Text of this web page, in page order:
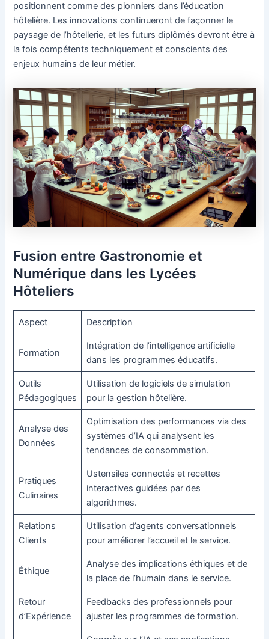
positionnent comme des pionniers dans l’éducation
hôtelière. Les innovations continueront de façonner le
paysage de l’hôtellerie, et les futurs diplômés devront être à
la fois compétents techniquement et conscients des
enjeux humains de leur métier.
Fusion entre Gastronomie et
Numérique dans les Lycées
Hôteliers
Aspect Description
Formation
Intégration de l’intelligence artificielle
dans les programmes éducatifs.
Outils
Pédagogiques
Utilisation de logiciels de simulation
pour la gestion hôtelière.
Analyse des
Données
Optimisation des performances via des
systèmes d’IA qui analysent les
tendances de consommation.
Pratiques
Culinaires
Ustensiles connectés et recettes
interactives guidées par des
algorithmes.
Relations
Clients
Utilisation d’agents conversationnels
pour améliorer l’accueil et le service.
Éthique
Analyse des implications éthiques et de
la place de l’humain dans le service.
Retour
d’Expérience
Feedbacks des professionnels pour
ajuster les programmes de formation.